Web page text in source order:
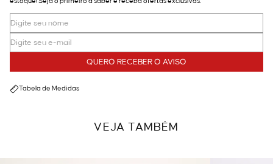
QUERO RECEBER O AVISO
Tabela de Medidas
VEJA TAMBÉM